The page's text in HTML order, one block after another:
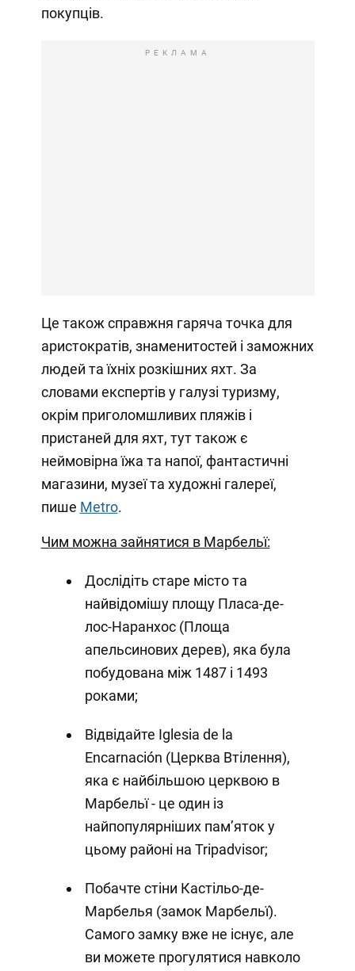
покупців.
РЕКЛАМА
Це також справжня гаряча точка для
аристократів, знаменитостей і заможних
людей та їхніх розкішних яхт. За
словами експертів у галузі туризму,
окрім приголомшливих пляжів і
пристаней для яхт, тут також є
неймовірна їжа та напої, фантастичні
магазини, музеї та художні галереї,
пише Metro.
Чим можна зайнятися в Марбельї:
Дослідіть старе місто та
найвідомішу площу Пласа-де-
лос-Наранхос (Площа
апельсинових дерев), яка була
побудована між 1487 і 1493
роками;
Відвідайте Iglesia de la
Encarnación (Церква Втілення),
яка є найбільшою церквою в
Марбельї - це один із
найпопулярніших пам’яток у
цьому районі на Tripadvisor;
Побачте стіни Кастільо-де-
Марбелья (замок Марбельї).
Самого замку вже не існує, але
ви можете прогулятися навколо